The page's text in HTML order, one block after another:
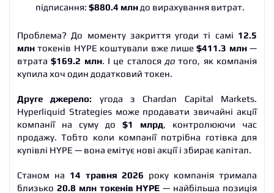
підписання: $880.4 млн до вирахування витрат.
Проблема? До моменту закриття угоди ті самі 12.5
млн токенів HYPE коштували вже лише$411.3 млн—
втрата$169.2 млн. І це сталося до того, як компанія
купила хоч один додатковий токен.
Друге джерело: угода з Chardan Capital Markets.
Hyperliquid Strategies може продавати звичайні акції
компанії на суму до $1 млрд, контролюючи час
продажу. Тобто коли компанії потрібна готівка для
купівлі HYPE — вона емітує нові акції і збирає капітал.
Станом на 14 травня 2026 року компанія тримала
близько 20.8 млн токенів HYPE — найбільша позиція